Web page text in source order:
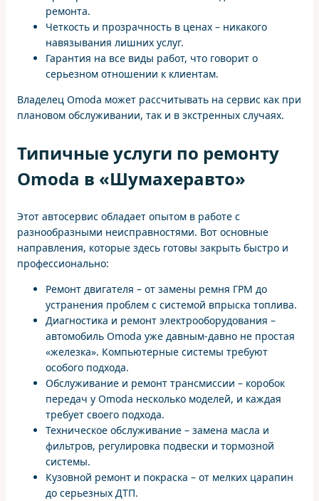
ремонта.
Четкость и прозрачность в ценах – никакого
навязывания лишних услуг.
Гарантия на все виды работ, что говорит о
серьезном отношении к клиентам.
Владелец Omoda может рассчитывать на сервис как при
плановом обслуживании, так и в экстренных случаях.
Типичные услуги по ремонту
Omoda в «Шумахеравто»
Этот автосервис обладает опытом в работе с
разнообразными неисправностями. Вот основные
направления, которые здесь готовы закрыть быстро и
профессионально:
Ремонт двигателя – от замены ремня ГРМ до
устранения проблем с системой впрыска топлива.
Диагностика и ремонт электрооборудования –
автомобиль Omoda уже давным-давно не простая
«железка». Компьютерные системы требуют
особого подхода.
Обслуживание и ремонт трансмиссии – коробок
передач у Omoda несколько моделей, и каждая
требует своего подхода.
Техническое обслуживание – замена масла и
фильтров, регулировка подвески и тормозной
системы.
Кузовной ремонт и покраска – от мелких царапин
до серьезных ДТП.